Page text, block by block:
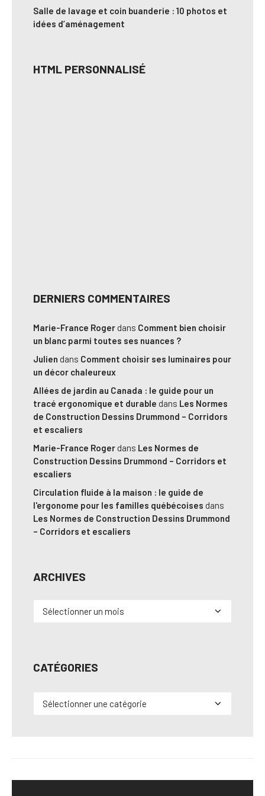
Salle de lavage et coin buanderie : 10 photos et
idées d’aménagement
HTML PERSONNALISÉ
DERNIERS COMMENTAIRES
Marie-France Roger dans Comment bien choisir
un blanc parmi toutes ses nuances ?
Julien dans Comment choisir ses luminaires pour
un décor chaleureux
Allées de jardin au Canada : le guide pour un
tracé ergonomique et durable dans Les Normes
de Construction Dessins Drummond – Corridors
et escaliers
Marie-France Roger dans Les Normes de
Construction Dessins Drummond – Corridors et
escaliers
Circulation fluide à la maison : le guide de
l'ergonome pour les familles québécoises dans
Les Normes de Construction Dessins Drummond
– Corridors et escaliers
ARCHIVES
Archives
CATÉGORIES
Catégories